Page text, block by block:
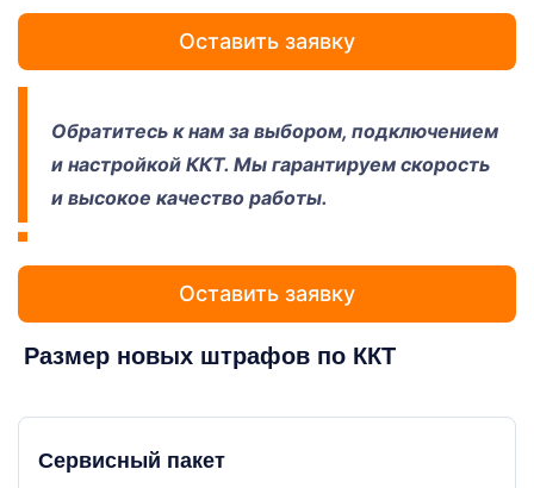
Оставить заявку
Обратитесь к нам за выбором, подключением
и настройкой ККТ. Мы гарантируем скорость
и высокое качество работы.
Оставить заявку
Размер новых штрафов по ККТ
Сервисный пакет